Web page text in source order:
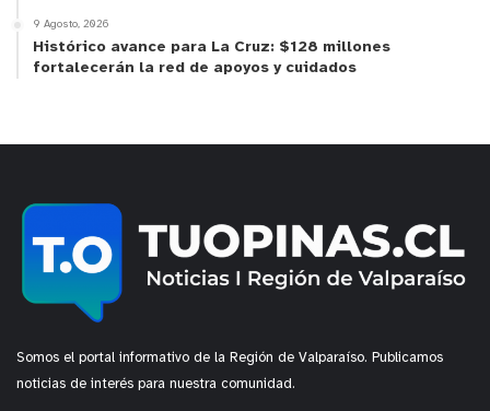
9 Agosto, 2026
Histórico avance para La Cruz: $128 millones
fortalecerán la red de apoyos y cuidados
Somos el portal informativo de la Región de Valparaíso. Publicamos
noticias de interés para nuestra comunidad.